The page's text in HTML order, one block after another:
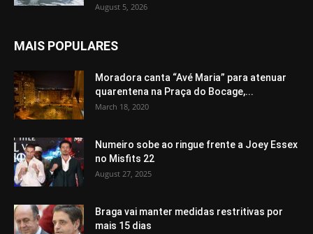
August 5, 2026
MAIS POPULARES
Moradora canta “Avé Maria” para atenuar
quarentena na Praça do Bocage,...
March 18, 2020
Numeiro sobe ao ringue frente a Joey Essex
no Misfits 22
August 27, 2025
Braga vai manter medidas restritivas por
mais 15 dias